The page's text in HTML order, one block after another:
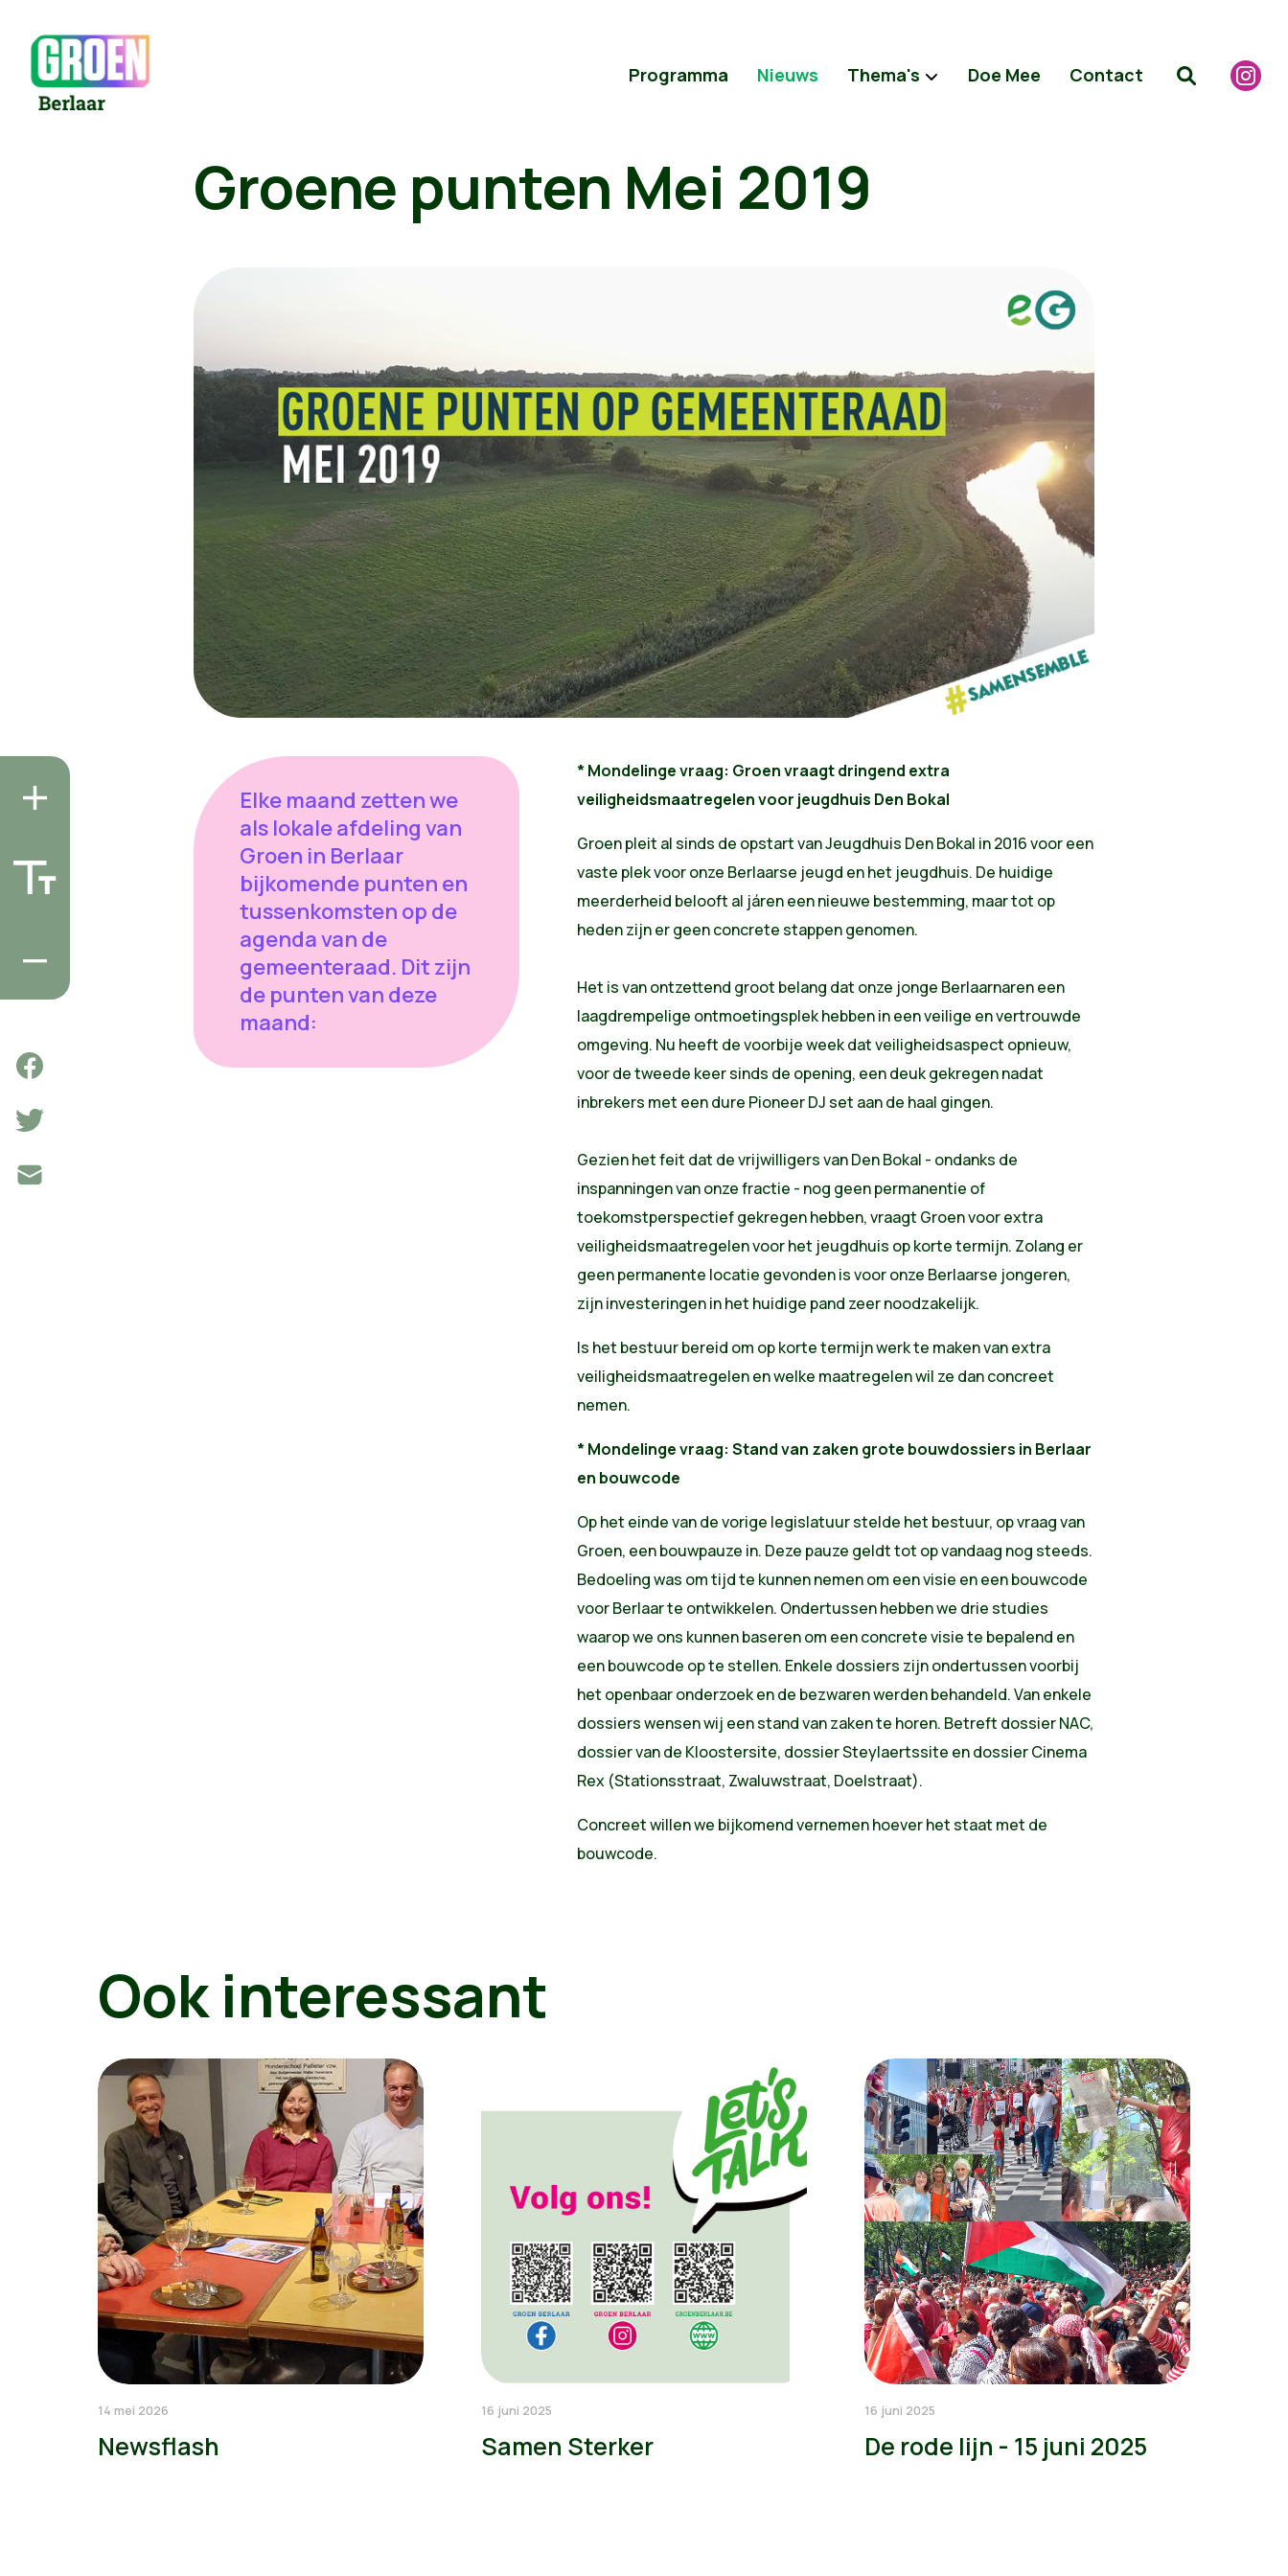
Programma Nieuws Thema's Doe Mee Contact
Groene punten Mei 2019
Elke maand zetten we
als lokale afdeling van
Groen in Berlaar
bijkomende punten en
tussenkomsten op de
agenda van de
gemeenteraad. Dit zijn
de punten van deze
maand:
* Mondelinge vraag: Groen vraagt dringend extra
veiligheidsmaatregelen voor jeugdhuis Den Bokal
Groen pleit al sinds de opstart van Jeugdhuis Den Bokal in 2016 voor een
vaste plek voor onze Berlaarse jeugd en het jeugdhuis. De huidige
meerderheid belooft al járen een nieuwe bestemming, maar tot op
heden zijn er geen concrete stappen genomen.
Het is van ontzettend groot belang dat onze jonge Berlaarnaren een
laagdrempelige ontmoetingsplek hebben in een veilige en vertrouwde
omgeving. Nu heeft de voorbije week dat veiligheidsaspect opnieuw,
voor de tweede keer sinds de opening, een deuk gekregen nadat
inbrekers met een dure Pioneer DJ set aan de haal gingen.
Gezien het feit dat de vrijwilligers van Den Bokal - ondanks de
inspanningen van onze fractie - nog geen permanentie of
toekomstperspectief gekregen hebben, vraagt Groen voor extra
veiligheidsmaatregelen voor het jeugdhuis op korte termijn. Zolang er
geen permanente locatie gevonden is voor onze Berlaarse jongeren,
zijn investeringen in het huidige pand zeer noodzakelijk.
Is het bestuur bereid om op korte termijn werk te maken van extra
veiligheidsmaatregelen en welke maatregelen wil ze dan concreet
nemen.
* Mondelinge vraag: Stand van zaken grote bouwdossiers in Berlaar
en bouwcode
Op het einde van de vorige legislatuur stelde het bestuur, op vraag van
Groen, een bouwpauze in. Deze pauze geldt tot op vandaag nog steeds.
Bedoeling was om tijd te kunnen nemen om een visie en een bouwcode
voor Berlaar te ontwikkelen. Ondertussen hebben we drie studies
waarop we ons kunnen baseren om een concrete visie te bepalend en
een bouwcode op te stellen. Enkele dossiers zijn ondertussen voorbij
het openbaar onderzoek en de bezwaren werden behandeld. Van enkele
dossiers wensen wij een stand van zaken te horen. Betreft dossier NAC,
dossier van de Kloostersite, dossier Steylaertssite en dossier Cinema
Rex (Stationsstraat, Zwaluwstraat, Doelstraat).
Concreet willen we bijkomend vernemen hoever het staat met de
bouwcode.
Ook interessant
14 mei 2026
Newsflash
16 juni 2025
Samen Sterker
16 juni 2025
De rode lijn - 15 juni 2025